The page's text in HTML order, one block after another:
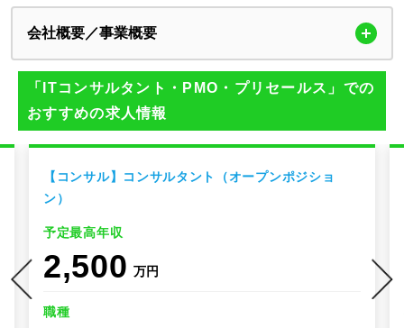
会社概要／事業概要
「ITコンサルタント・PMO・プリセールス」での
おすすめの求人情報
【コンサル】コンサルタント（オープンポジショ
ン）
予定最高年収
2,500 万円
職種